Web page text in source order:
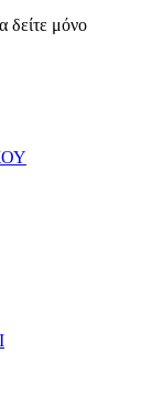
δείτε μόνο